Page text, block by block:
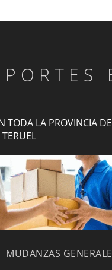
TODA LA PROVINCIA
MUDANZAS